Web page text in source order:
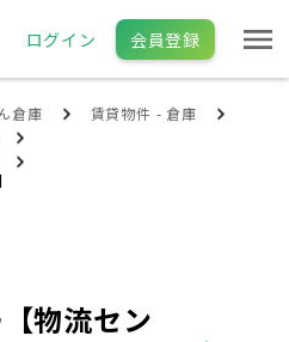
ログイン 会員登録
倉庫
賃貸物件 - 倉庫
物流セン